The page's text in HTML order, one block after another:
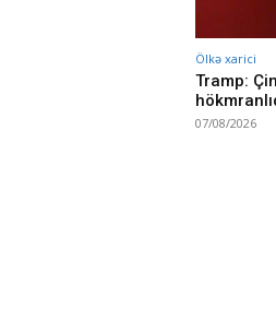
Ölkə xarici
Tramp:
07/08/2026